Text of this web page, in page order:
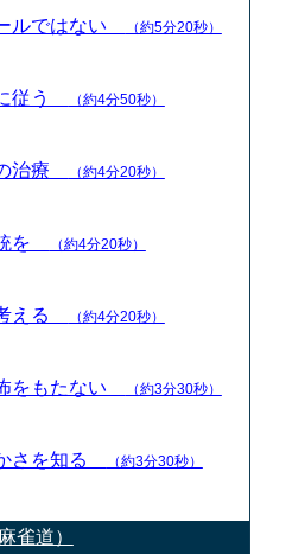
ルではない （約5分20秒）
従う （約4分50秒）
治療 （約4分20秒）
を （約4分20秒）
える （約4分20秒）
をもたない （約3分30秒）
さを知る （約3分30秒）
雀道）